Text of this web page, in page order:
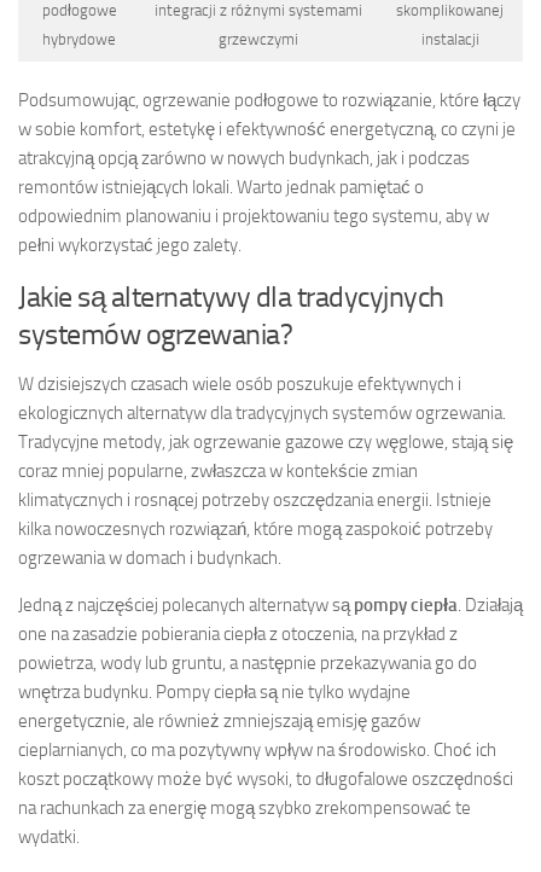
podłogowe
hybrydowe
integracji z różnymi systemami
grzewczymi
skomplikowanej
instalacji
Podsumowując, ogrzewanie podłogowe to rozwiązanie, które łączy
w sobie komfort, estetykę i efektywność energetyczną, co czyni je
atrakcyjną opcją zarówno w nowych budynkach, jak i podczas
remontów istniejących lokali. Warto jednak pamiętać o
odpowiednim planowaniu i projektowaniu tego systemu, aby w
pełni wykorzystać jego zalety.
Jakie są alternatywy dla tradycyjnych
systemów ogrzewania?
W dzisiejszych czasach wiele osób poszukuje efektywnych i
ekologicznych alternatyw dla tradycyjnych systemów ogrzewania.
Tradycyjne metody, jak ogrzewanie gazowe czy węglowe, stają się
coraz mniej popularne, zwłaszcza w kontekście zmian
klimatycznych i rosnącej potrzeby oszczędzania energii. Istnieje
kilka nowoczesnych rozwiązań, które mogą zaspokoić potrzeby
ogrzewania w domach i budynkach.
Jedną z najczęściej polecanych alternatyw sąpompy ciepła. Działają
one na zasadzie pobierania ciepła z otoczenia, na przykład z
powietrza, wody lub gruntu, a następnie przekazywania go do
wnętrza budynku. Pompy ciepła są nie tylko wydajne
energetycznie, ale również zmniejszają emisję gazów
cieplarnianych, co ma pozytywny wpływ na środowisko. Choć ich
koszt początkowy może być wysoki, to długofalowe oszczędności
na rachunkach za energię mogą szybko zrekompensować te
wydatki.